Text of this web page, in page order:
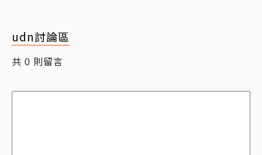
udn討論區
共 0 則留言